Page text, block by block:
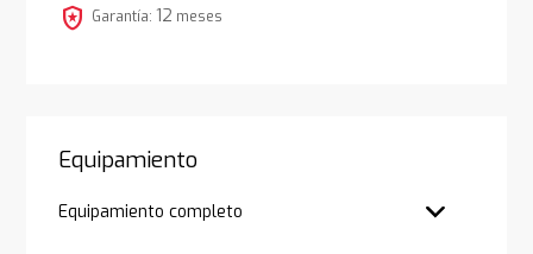
local_police Garantía: 12 meses
Equipamiento
Equipamiento completo